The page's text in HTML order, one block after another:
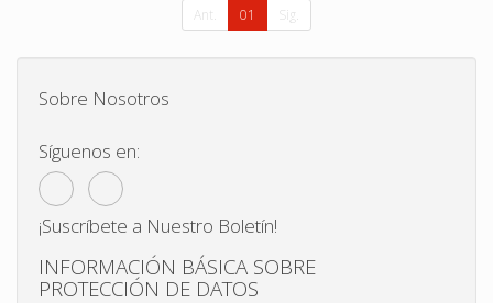
Ant. 01 Sig.
Sobre Nosotros
Síguenos en:
¡Suscríbete a Nuestro Boletín!
INFORMACIÓN BÁSICA SOBRE
PROTECCIÓN DE DATOS